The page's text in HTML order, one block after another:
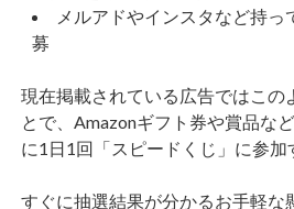
メルアドやインスタなど持
募
現在掲載されている広告ではこの
とで、Amazonギフト券や賞品な
に1日1回「スピードくじ」に参加
すぐに抽選結果が分かるお手軽な